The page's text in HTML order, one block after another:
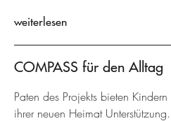
weiterlesen
COMPASS für den Alltag
Paten des Projekts bieten
ihrer neuen Heimat Unterstützung.